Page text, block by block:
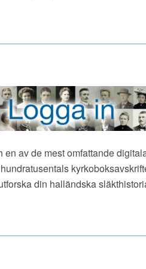
av de mest omfattande
din halländska